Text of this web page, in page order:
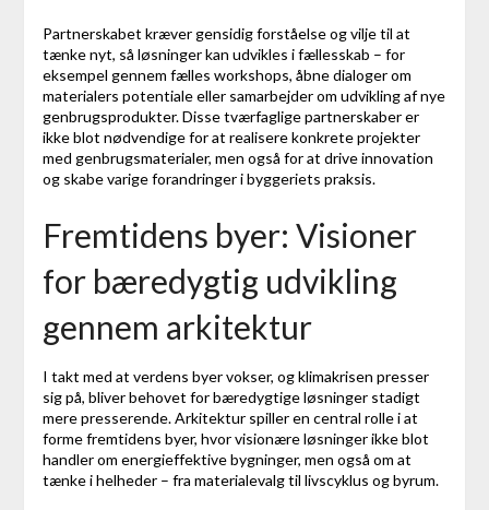
Partnerskabet kræver gensidig forståelse og vilje til at
tænke nyt, så løsninger kan udvikles i fællesskab – for
eksempel gennem fælles workshops, åbne dialoger om
materialers potentiale eller samarbejder om udvikling af nye
genbrugsprodukter. Disse tværfaglige partnerskaber er
ikke blot nødvendige for at realisere konkrete projekter
med genbrugsmaterialer, men også for at drive innovation
og skabe varige forandringer i byggeriets praksis.
Fremtidens byer: Visioner
for bæredygtig udvikling
gennem arkitektur
I takt med at verdens byer vokser, og klimakrisen presser
sig på, bliver behovet for bæredygtige løsninger stadigt
mere presserende. Arkitektur spiller en central rolle i at
forme fremtidens byer, hvor visionære løsninger ikke blot
handler om energieffektive bygninger, men også om at
tænke i helheder – fra materialevalg til livscyklus og byrum.